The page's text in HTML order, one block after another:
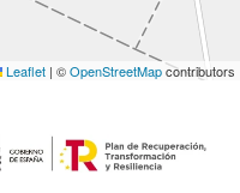
Leaflet | ©OpenStreetMapcontributors